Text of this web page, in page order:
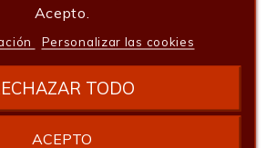
Acepto.
Personalizar las cookies
TODO
ACEPTO